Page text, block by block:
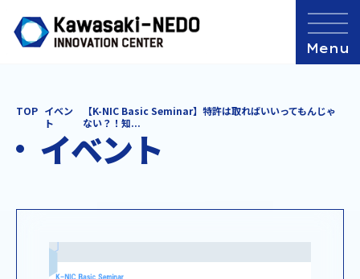
TOP イベン
ト
【K-NIC Basic Seminar】特許は取ればいいってもんじゃ
ない？！知...
イベント